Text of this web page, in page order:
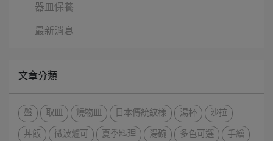
器皿保養
最新消息
文章分類
盤 取皿 燒物皿 日本傳統紋樣 湯杯
沙拉
丼飯
微波爐可 夏季料理 湯碗 多色可選
手繪